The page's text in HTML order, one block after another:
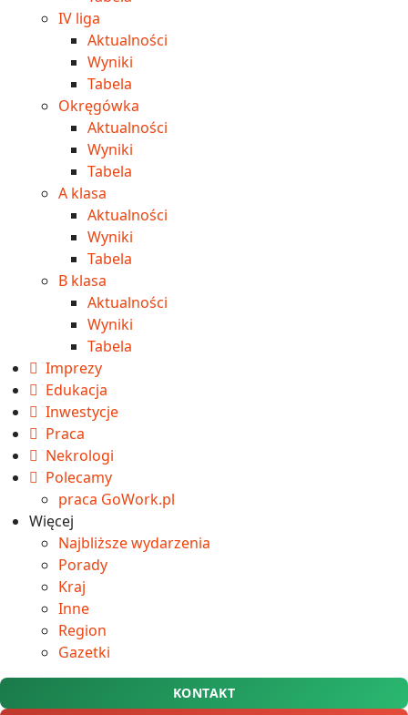
IV liga
Aktualności
Wyniki
Tabela
Okręgówka
Aktualności
Wyniki
Tabela
A klasa
Aktualności
Wyniki
Tabela
B klasa
Aktualności
Wyniki
Tabela
Imprezy
Edukacja
Inwestycje
Praca
Nekrologi
Polecamy
praca GoWork.pl
Więcej
Najbliższe wydarzenia
Porady
Kraj
Inne
Region
Gazetki
KONTAKT